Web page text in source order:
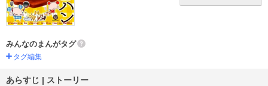
みんなのまんがタグ
タグ編集
あらすじ | ストーリー